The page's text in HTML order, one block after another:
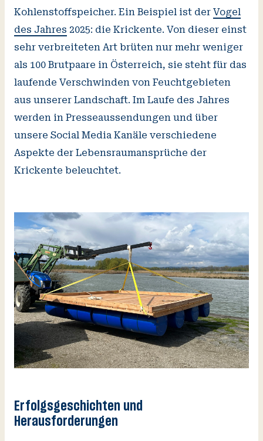
Kohlenstoffspeicher. Ein Beispiel ist der Vogel
des Jahres 2025: die Krickente. Von dieser einst
sehr verbreiteten Art brüten nur mehr weniger
als 100 Brutpaare in Österreich, sie steht für das
laufende Verschwinden von Feuchtgebieten
aus unserer Landschaft. Im Laufe des Jahres
werden in Presseaussendungen und über
unsere Social Media Kanäle verschiedene
Aspekte der Lebensraumansprüche der
Krickente beleuchtet.
Erfolgsgeschichten und
Herausforderungen